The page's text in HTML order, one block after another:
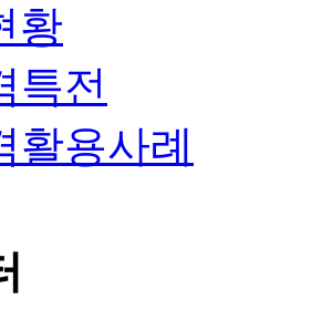
황
특전
활용사례